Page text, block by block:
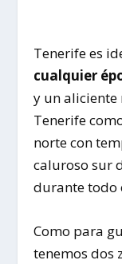
Tenerife es
cualquier
y un aliciente
Tenerife
norte con
caluroso sur
durante todo
Como para
tenemos dos